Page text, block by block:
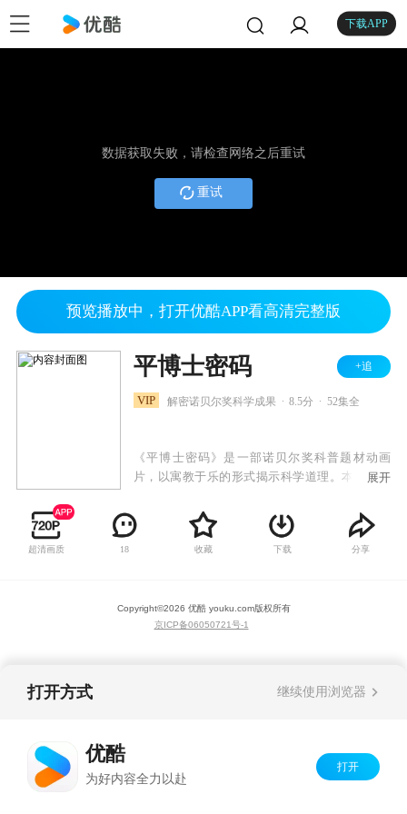
下载APP
数据获取失败，请检查网络之后重试
重试
预览播放中，打开优酷APP看高清完整版
平博士密码 +追
VIP 解密诺贝尔奖科学成果 8.5分 52集全
《平博士密码》是一部诺贝尔奖科普题材动画
片，以寓教于乐的形式揭示科学道理。本部动画
友们共同乘坐世界上独一无二的飞行球去进行新
的探险，他们不仅仅可以穿梭于时间和空间之
中，还可以潜水和深入地下，甚至可以根据需要
展开
超清画质 18 收藏 下载 分享
Copyright©2026 优酷 youku.com版权所有
京ICP备06050721号-1
打开方式 继续使用浏览器
优酷
为好内容全力以赴
打开